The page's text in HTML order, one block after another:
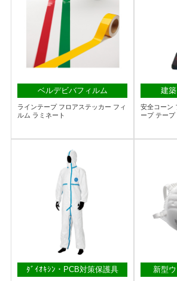
ベルデビバフィルム
ラインテープ フロアステッカー フィ
ルム ラミネート
建
安全コーン
ープ テープ
ﾀﾞｲｵｷｼﾝ・PCB対策保護具 新型